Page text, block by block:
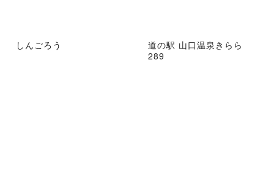
しんごろう
道の駅 山口温泉きらら
289